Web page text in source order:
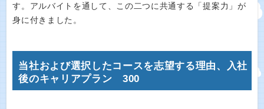
す。アルバイトを通して、この二つに共通する「提案力」が
身に付きました。
当社および選択したコースを志望する理由、入社
後のキャリアプラン 300